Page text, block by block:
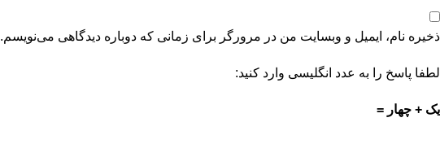
ذخیره نام، ایمیل و وبسایت من در مرورگر برای زمانی که دوباره دیدگاهی می‌نویسم.
لطفا پاسخ را به عدد انگلیسی وارد کنید:
یک + چهار =